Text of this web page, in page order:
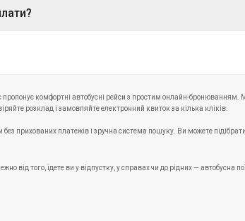
комфортні автобусні рейси з простим онлайн-
розклад і замовляйте електронний квиток за кілька кліків.
без прихованих платежів і зручна система пошуку. Ви можете
від того, їдете ви у відпустку, у справах чи до рідних — автобусна